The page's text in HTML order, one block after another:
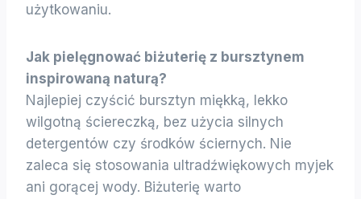
użytkowaniu.
Jak pielęgnować biżuterię z bursztynem
inspirowaną naturą?
Najlepiej czyścić bursztyn miękką, lekko
wilgotną ściereczką, bez użycia silnych
detergentów czy środków ściernych. Nie
zaleca się stosowania ultradźwiękowych myjek
ani gorącej wody. Biżuterię warto